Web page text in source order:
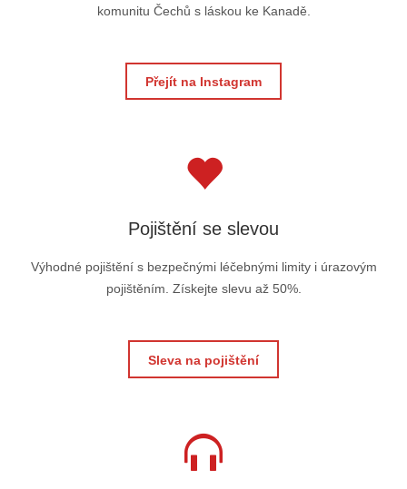
komunitu Čechů s láskou ke Kanadě.
Přejít na Instagram
Pojištění se slevou
Výhodné pojištění s bezpečnými léčebnými limity i úrazovým
pojištěním. Získejte slevu až 50%.
Sleva na pojištění